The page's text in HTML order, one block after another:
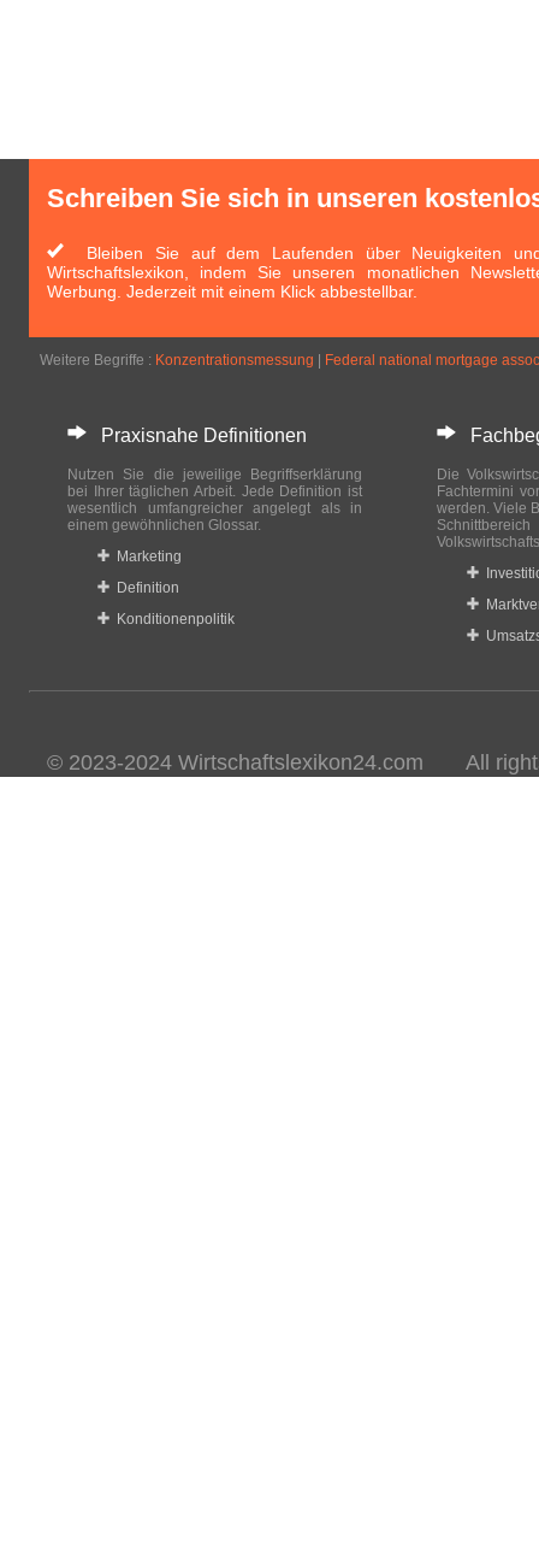
Schreiben Sie sich in unseren
Bleiben Sie auf dem Laufenden über Neuigkeiten
Wirtschaftslexikon, indem Sie unseren monatlichen
Werbung. Jederzeit mit einem Klick abbestellbar.
Weitere Begriffe : Konzentrationsmessung Federal national mortgage
Praxisnahe Definitionen
Nutzen Sie die jeweilige Begriffserklärung
bei Ihrer täglichen Arbeit. Jede Definition ist
wesentlich umfangreicher angelegt als in
einem gewöhnlichen Glossar.
Marketing
Definition
Konditionenpolitik
Die
Fachtermini
werden. Viele
© 2023-2024 Wirtschaftslexikon24.com All